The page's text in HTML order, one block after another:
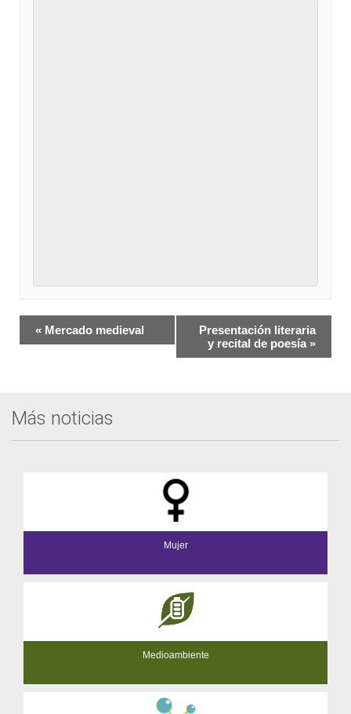
Navegación
del
« Mercado medieval
Presentación literaria
y recital de poesía »
Más noticias
Mujer
Medioambiente